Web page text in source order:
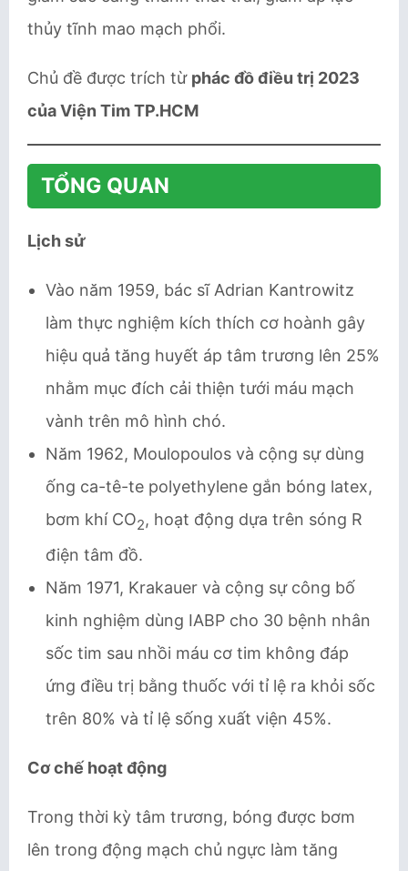
thủy tĩnh mao mạch phổi.
Chủ đề được trích từ phác đồ điều trị 2023
của Viện Tim TP.HCM
TỔNG QUAN
Lịch sử
Vào năm 1959, bác sĩ Adrian Kantrowitz
làm thực nghiệm kích thích cơ hoành gây
hiệu quả tăng huyết áp tâm trương lên 25%
nhằm mục đích cải thiện tưới máu mạch
vành trên mô hình chó.
Năm 1962, Moulopoulos và cộng sự dùng
ống ca-tê-te polyethylene gắn bóng latex,
bơm khí CO2, hoạt động dựa trên sóng R
điện tâm đồ.
Năm 1971, Krakauer và cộng sự công bố
kinh nghiệm dùng IABP cho 30 bệnh nhân
sốc tim sau nhồi máu cơ tim không đáp
ứng điều trị bằng thuốc với tỉ lệ ra khỏi sốc
trên 80% và tỉ lệ sống xuất viện 45%.
Cơ chế hoạt động
Trong thời kỳ tâm trương, bóng được bơm
lên trong động mạch chủ ngực làm tăng